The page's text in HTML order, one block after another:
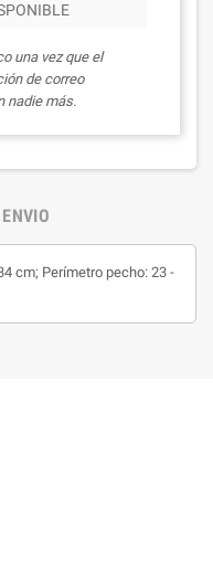
una vez que el
de correo
nadie más.
cm; Perímetro pecho: 23 -